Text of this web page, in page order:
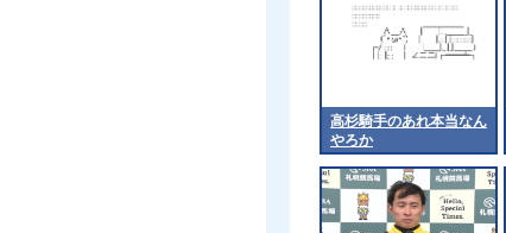
高杉騎手のあれ本当なん
やろか